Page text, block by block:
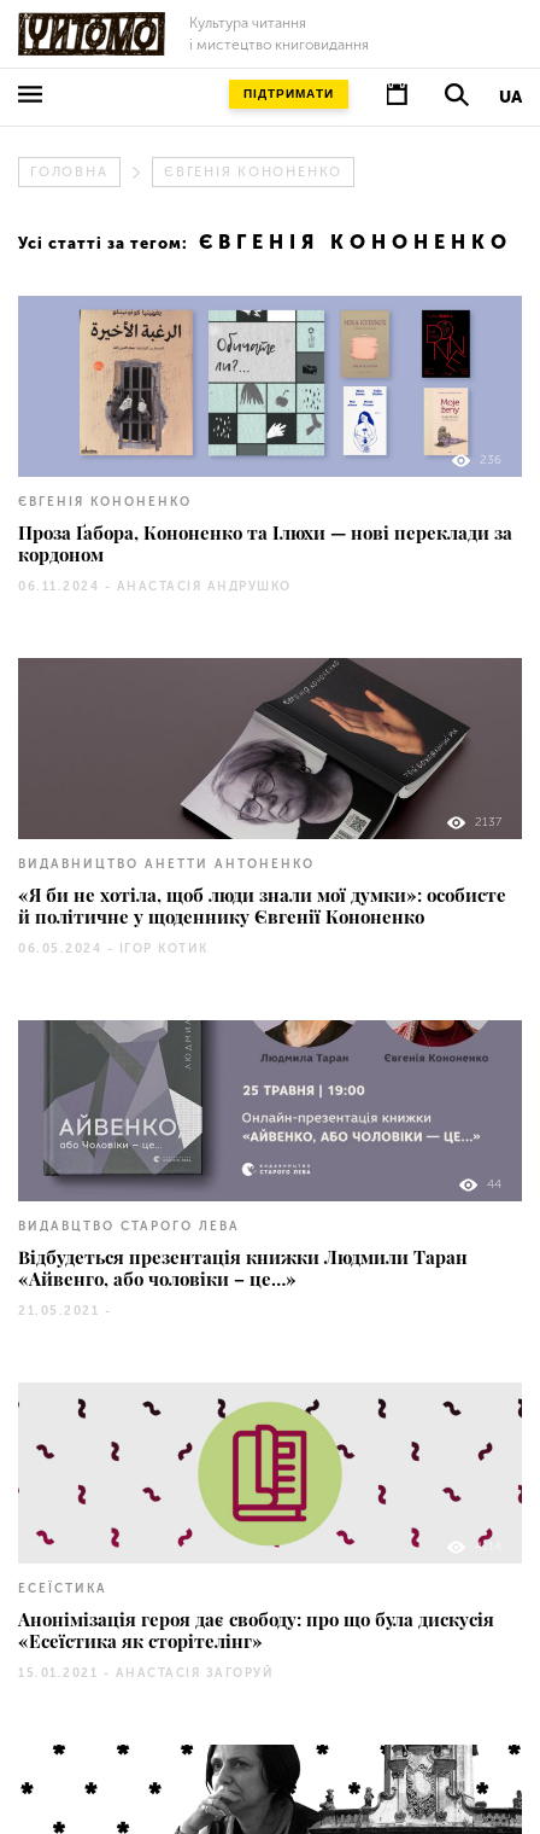
Культура читання
і мистецтво книговидання
UA
ПІДТРИМАТИ
ГОЛОВНА ЄВГЕНІЯ КОНОНЕНКО
Усі статті за тегом: ЄВГЕНІЯ КОНОНЕНКО
236
ЄВГЕНІЯ КОНОНЕНКО
Проза Ґабора, Кононенко та Ілюхи — нові переклади за
кордоном
06.11.2024 - АНАСТАСІЯ АНДРУШКО
2137
ВИДАВНИЦТВО АНЕТТИ АНТОНЕНКО
«Я би не хотіла, щоб люди знали мої думки»: особисте
й політичне у щоденнику Євгенії Кононенко
06.05.2024 - ІГОР КОТИК
44
ВИДАВЦТВО СТАРОГО ЛЕВА
Відбудеться презентація книжки Людмили Таран
«Айвенго, або чоловіки – це…»
21.05.2021 -
4114
ЕСЕЇСТИКА
Анонімізація героя дає свободу: про що була дискусія
«Есеїстика як сторітелінг»
15.01.2021 - АНАСТАСІЯ ЗАГОРУЙ